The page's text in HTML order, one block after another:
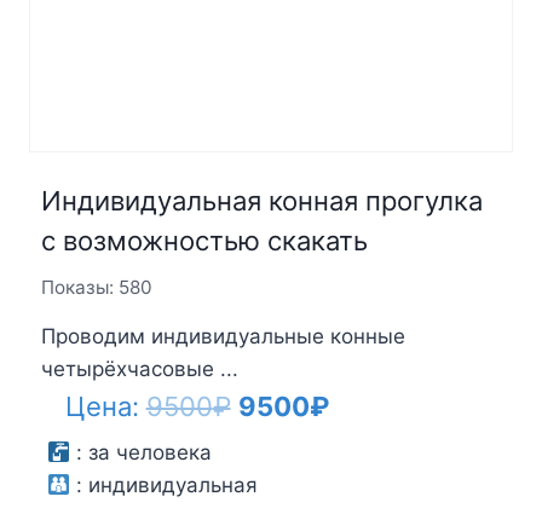
Индивидуальная конная прогулка
с возможностью скакать
Показы: 580
Проводим индивидуальные конные
четырёхчасовые ...
Цена:9500₽ Первоначальная
составляла
9500₽Текущая
: за человека
: индивидуальная